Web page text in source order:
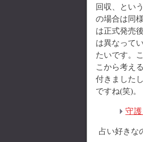
回収、とい
の場合は同
は正式発売
は異なって
たいです。
こから考え
付きました
ですね(笑)。
守
占い好きな